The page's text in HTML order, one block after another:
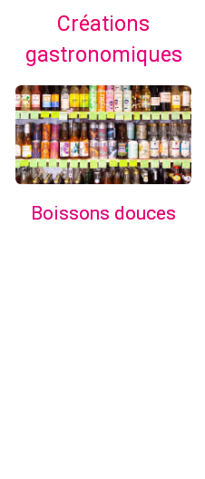
Créations
gastronomiques
Boissons douces